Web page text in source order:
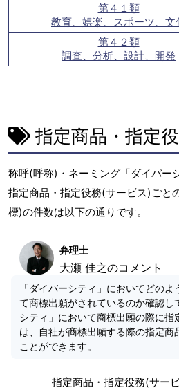
第４１類
教育、娯楽、スポーツ、文
第４２類
調査、分析、設計、開発
指定商品・指定
称呼(呼称)・ネーミング「ダイバー
指定商品・指定役務(サービス)ごと
標)の件数は以下の通りです。
弁理士
大瀬 佳之のコメント
「ダイバーシティ」においてどの
て商標出願がされているのか確認し
シティ」において商標出願の際に指
は、自社が商標出願する際の指定商
ことができます。
指定商品・指定役務(サー